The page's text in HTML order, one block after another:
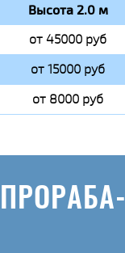
Высота 2.0 м
от 45000 руб
от 15000 руб
от 8000 руб